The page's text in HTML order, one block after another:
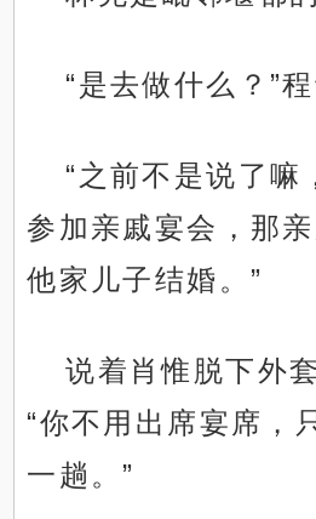
“是去做什么？”程
“之前不是说了嘛
参加亲戚宴会，那
他家儿子结婚。”
说着肖惟脱下外
“你不用出席宴席，
一趟。”